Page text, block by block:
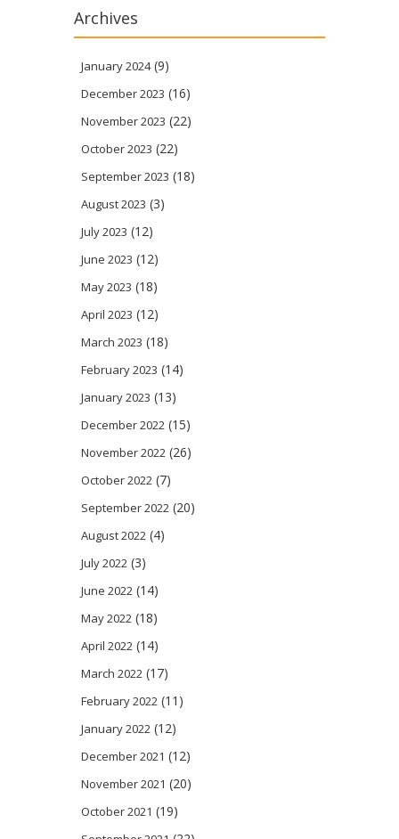
Archives
January 2024(9)
December 2023 (16)
November 2023 (22)
October 2023 (22)
September 2023 (18)
August 2023 (3)
July 2023 (12)
June 2023 (12)
May 2023 (18)
April 2023 (12)
March 2023 (18)
February 2023 (14)
January 2023 (13)
December 2022 (15)
November 2022 (26)
October 2022 (7)
September 2022 (20)
August 2022 (4)
July 2022 (3)
June 2022 (14)
May 2022 (18)
April 2022 (14)
March 2022 (17)
February 2022 (11)
January 2022 (12)
December 2021 (12)
November 2021 (20)
October 2021 (19)